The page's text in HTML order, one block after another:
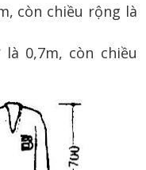
còn chiều rộng là
0,7m, còn chiều